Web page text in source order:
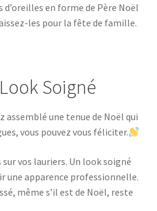
d’oreilles en forme de Père Noël
les pour la fête de famille.
Soigné
assemblé une tenue de Noël qui
vous pouvez vous féliciter.
sur vos lauriers. Un look soigné
une apparence professionnelle.
même s’il est de Noël, reste